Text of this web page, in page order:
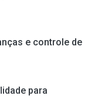
e controle de
para